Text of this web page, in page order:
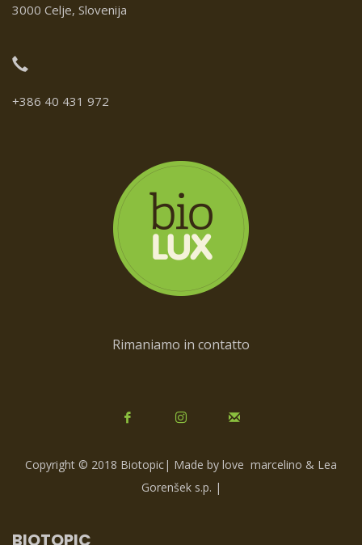
3000 Celje, Slovenija
+386 40 431 972
Rimaniamo in contatto
Copyright © 2018 Biotopic| Made by love marcelino & Lea
Gorenšek s.p. |
BIOTOPIC